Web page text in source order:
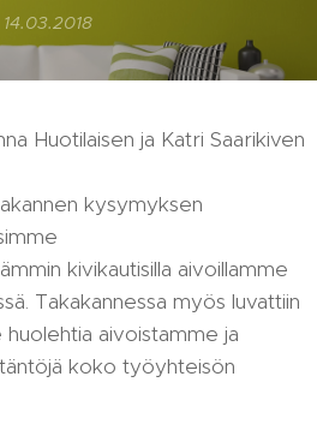
14.03.2018
Huotilaisen ja Katri Saarikiven
kysymyksen
kivikautisilla aivoillamme
Takakannessa myös luvattiin
aivoistamme ja
koko työyhteisön